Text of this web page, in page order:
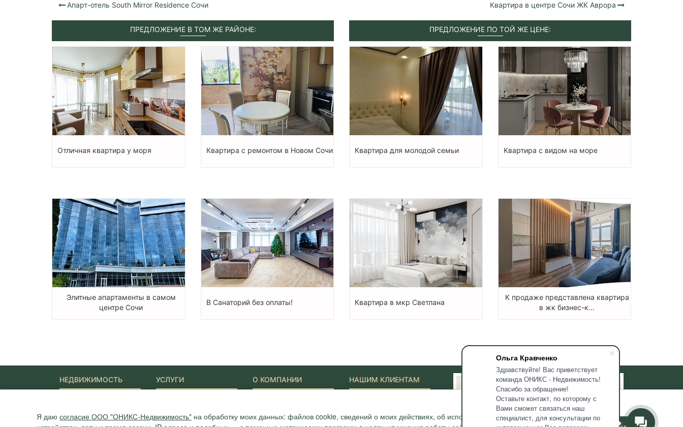
Ольга Кравченко
Здравствуйте! Вас приветствует
команда ОНИКС - Недвижимость!
Спасибо за обращение!
Оставьте контакт, по которому с
Вами сможет связаться наш
специалист, для консультации по
Апарт-отель South Mirror Residence Сочи Квартира в центре Сочи ЖК Аврора
ПРЕДЛОЖЕНИЕ В ТОМ ЖЕ РАЙОНЕ:
Отличная квартира у моря Квартира с ремонтом в Новом Сочи
Элитные апартаменты в самом
центре Сочи
В Санаторий без оплаты!
ПРЕДЛОЖЕНИЕ ПО ТОЙ ЖЕ ЦЕНЕ:
Квартира для молодой семьи Квартира с видом на море
Квартира в мкр Светлана
К продаже представлена квартира
в жк бизнес-к...
Я даю согласие ООО "ОНИКС-Недвижимость" на обработку моих данных: файлов cookie, сведений о моих действиях, об используемых мною
НЕДВИЖИМОСТЬ
Дома
Участки
УСЛУГИ О КОМПАНИИ
ONYX-VIP
Сотрудники
НАШИМ КЛИЕНТАМ
Полезные статьи
Карта